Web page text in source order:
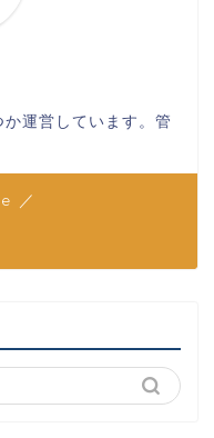
運営しています。管
／